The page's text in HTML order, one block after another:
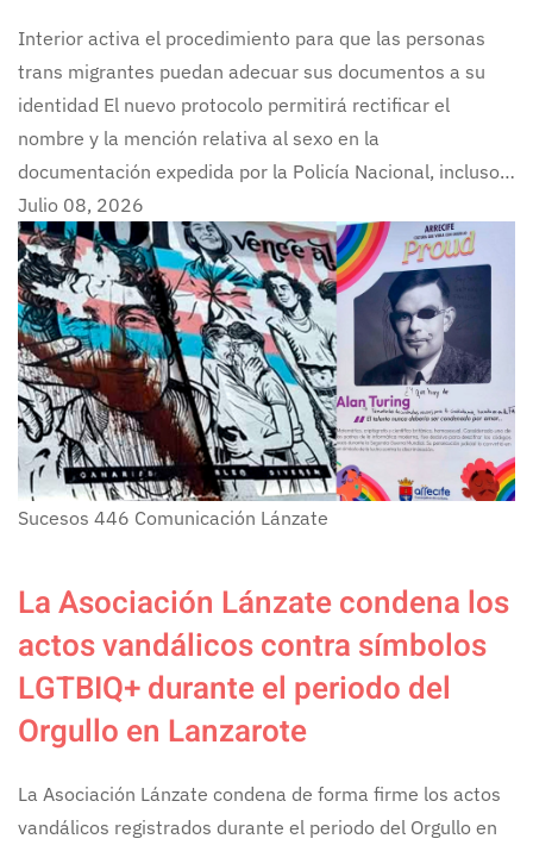
Interior activa el procedimiento para que las personas
trans migrantes puedan adecuar sus documentos a su
identidad El nuevo protocolo permitirá rectificar el
nombre y la mención relativa al sexo en la
documentación expedida por la Policía Nacional, incluso…
Julio 08, 2026
Sucesos 446 Comunicación Lánzate
La Asociación Lánzate condena los
actos vandálicos contra símbolos
LGTBIQ+ durante el periodo del
Orgullo en Lanzarote
La Asociación Lánzate condena de forma firme los actos
vandálicos registrados durante el periodo del Orgullo en